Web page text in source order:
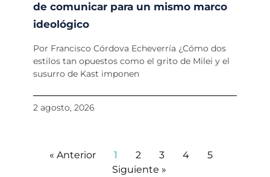
de comunicar para un mismo marco
ideológico
Por Francisco Córdova Echeverría ¿Cómo dos
estilos tan opuestos como el grito de Milei y el
susurro de Kast imponen
2 agosto, 2026
« Anterior 1 2 3 4
5
Siguiente »